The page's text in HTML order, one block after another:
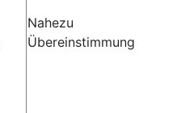
Nahezu
Übereinstimmung